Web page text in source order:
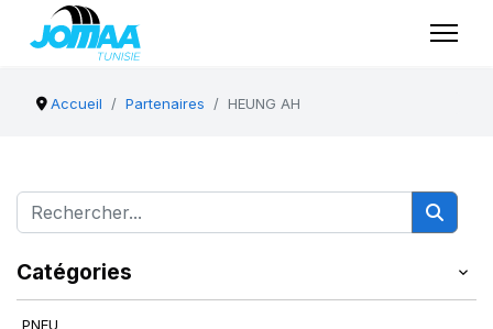
Accueil Partenaires HEUNG AH
Catégories
PNEU